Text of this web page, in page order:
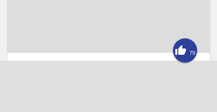
 79